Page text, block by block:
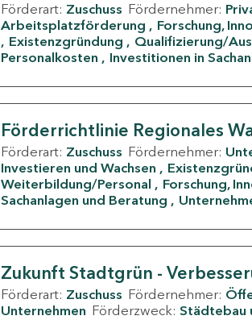
Förderart: Zuschuss Fördernehmer:
Arbeitsplatzförderung
Forschung,
Existenzgründung
Qualifizierung/
Personalkosten
Investitionen in
Förderrichtlinie Regionales
Förderart: Zuschuss Fördernehmer:
Investieren und Wachsen
Weiterbildung/Personal
Forschung,
Sachanlagen und Beratung
Zukunft Stadtgrün -
Förderart: Zuschuss Fördernehmer:
Unternehmen Förderzweck: Städtebau